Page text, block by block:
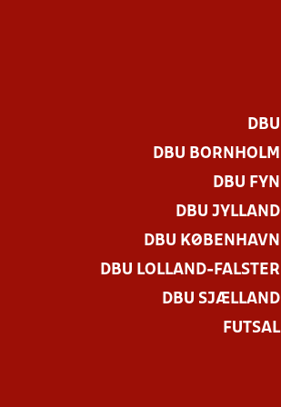
DBU
DBU BORNHOLM
DBU FYN
DBU JYLLAND
DBU KØBENHAVN
DBU LOLLAND-FALSTER
DBU SJÆLLAND
FUTSAL